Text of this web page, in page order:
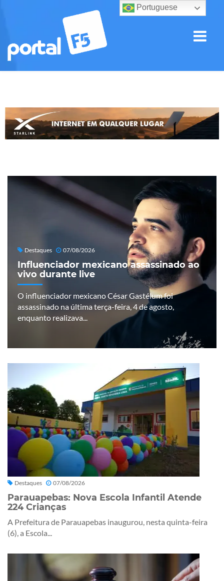
Destaques 07/08/2026
Influenciador mexicano assassinado ao
vivo durante live
O influenciador mexicano César Gastélum foi
assassinado na última terça-feira, 4 de agosto,
enquanto realizava...
Destaques 07/08/2026
Parauapebas: Nova Escola Infantil Atende
224 Crianças
A Prefeitura de Parauapebas inaugurou, nesta quinta-feira
(6), a Escola...
Portuguese